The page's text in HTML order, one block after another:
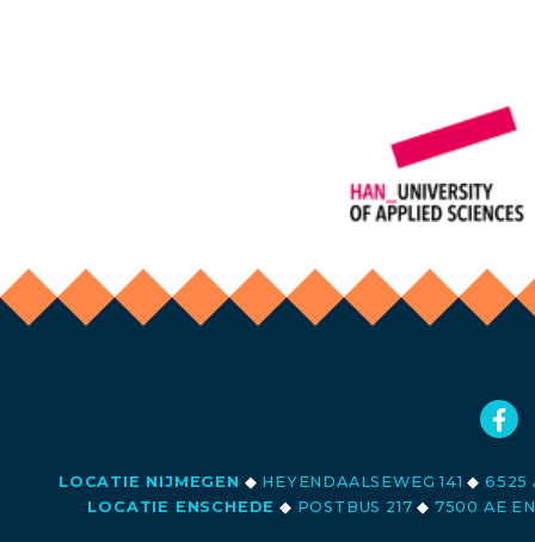
LOCATIE NIJMEGEN ◆ HEYENDAALSEWEG 141◆ 6525
LOCATIE ENSCHEDE ◆ POSTBUS 217◆ 7500 AE